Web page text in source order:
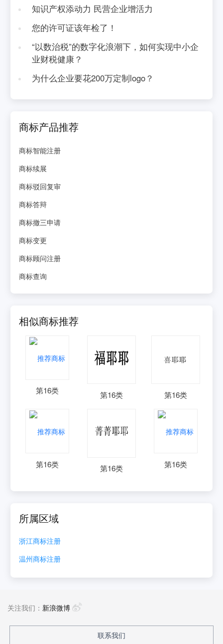
知识产权添动力 民营企业增活力
您的许可证该年检了！
“以数治税”的数字化浪潮下，如何实现中小企
业财税健康？
为什么企业要花200万定制logo？
商标产品推荐
商标智能注册
商标续展
商标驳回复审
商标答辩
商标撤三申请
商标变更
商标顾问注册
商标查询
相似商标推荐
第16类 第16类 第16类
第16类 第16类 第16类
所属区域
浙江商标注册
温州商标注册